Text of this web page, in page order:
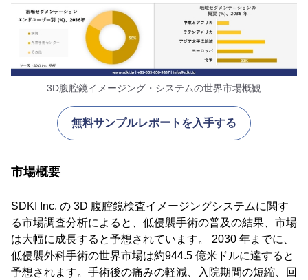
3D腹腔鏡イメージング・システムの世界市場概観
無料サンプルレポートを入手する
市場概要
SDKI Inc. の 3D 腹腔鏡検査イメージングシステムに関す
る市場調査分析によると、低侵襲手術の普及の結果、市場
は大幅に成長すると予想されています。 2030 年までに、
低侵襲外科手術の世界市場は約944.5 億米ドルに達すると
予想されます。手術後の痛みの軽減、入院期間の短縮、回